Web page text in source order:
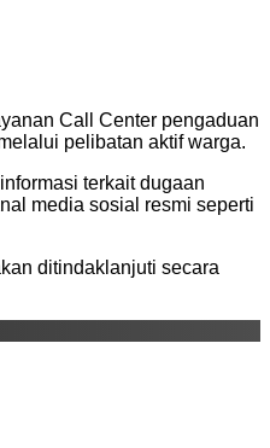
Call Center pengaduan
pelibatan aktif warga.
terkait dugaan
media sosial resmi seperti
ditindaklanjuti secara